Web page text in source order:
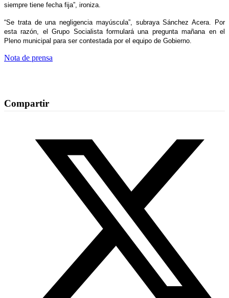
siempre tiene fecha fija”, ironiza.
“Se trata de una negligencia mayúscula”, subraya Sánchez Acera. Por
esta razón, el Grupo Socialista formulará una pregunta mañana en el
Pleno municipal para ser contestada por el equipo de Gobierno.
Nota de prensa
Compartir